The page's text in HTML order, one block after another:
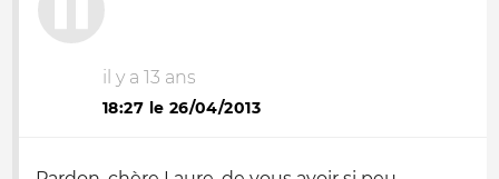
il y a 13 ans
18:27 le 26/04/2013